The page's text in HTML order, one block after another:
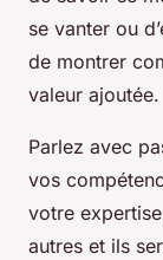
se vanter ou
de montrer
valeur ajoutée.
Parlez avec
vos
votre
autres et ils